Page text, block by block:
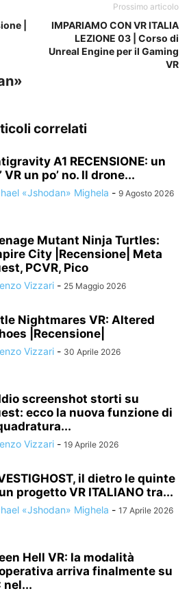
|
Prossimo articolo
IMPARIAMO CON VR ITALIA
LEZIONE 03 | Corso di
Unreal Engine per il Gaming
VR
correlati
A1 RECENSIONE: un
VR un po’ no. Il drone...
«Jshodan» Mighela - 9 Agosto 2026
Mutant Ninja Turtles:
City |Recensione| Meta
PCVR, Pico
Vizzari - 25 Maggio 2026
Nightmares VR: Altered
|Recensione|
Vizzari - 30 Aprile 2026
screenshot storti su
ecco la nuova funzione di
Vizzari - 19 Aprile 2026
il dietro le quinte
progetto VR ITALIANO tra...
«Jshodan» Mighela - 17 Aprile 2026
Hell VR: la modalità
arriva finalmente su
nel...